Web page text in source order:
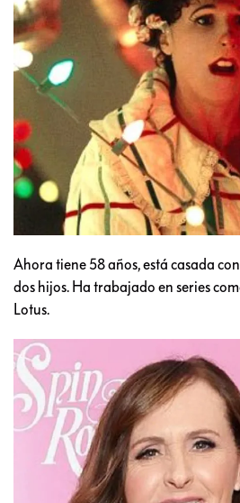
Ahora tiene 58 años, está casada
dos hijos. Ha trabajado en series
Lotus.